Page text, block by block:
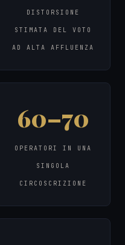
DISTORSIONE
STIMATA DEL VOTO
AD ALTA AFFLUENZA
60–70
OPERATORI IN UNA
SINGOLA
CIRCOSCRIZIONE